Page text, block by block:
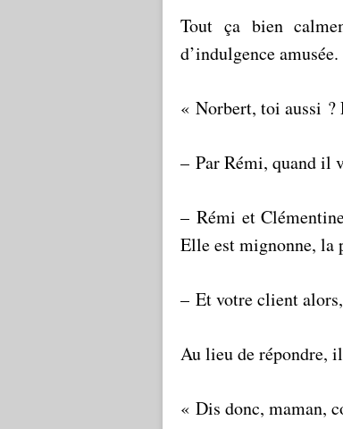
Tout ça bien
d’indulgence amusée.
« Norbert, toi aussi ?
– Par Rémi, quand il
– Rémi et
Elle est mignonne, la
– Et votre client
Au lieu de répondre,
« Dis donc, maman,